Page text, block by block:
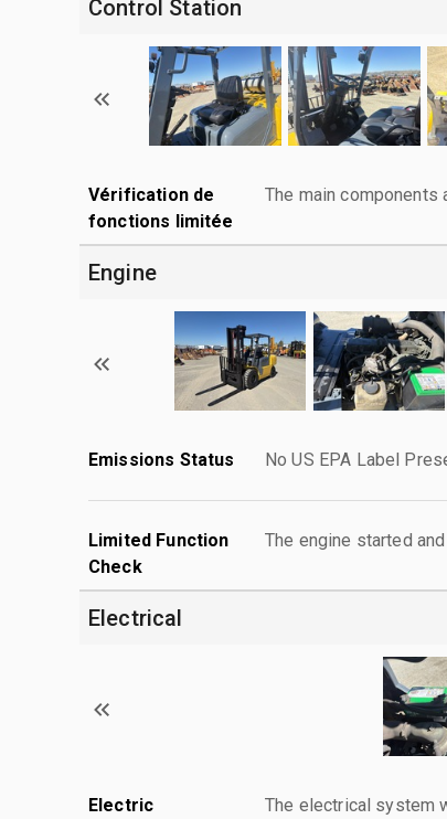
Control Station
Vérification de
fonctions limitée
The main components
Engine
Emissions Status No US EPA Label
Limited Function
Check
The engine started and
Electrical
Electric The electrical system